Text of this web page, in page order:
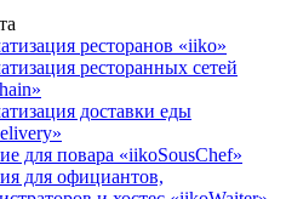
ресторанов «iiko»
ресторанных сетей
доставки еды
для повара «iikoSousChef»
для официантов,